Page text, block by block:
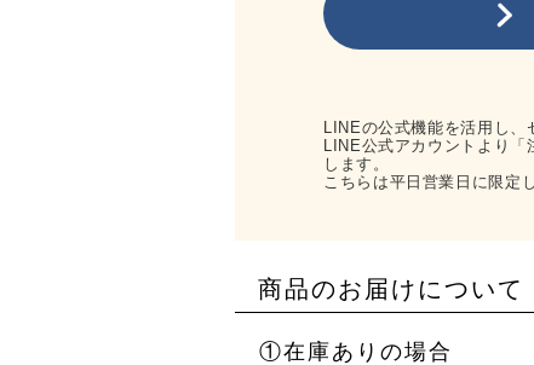
LINEの公式機能を活用し、
LINE公式アカウントより「
します。
こちらは平日営業日に限定
商品のお届けについて
①在庫ありの場合